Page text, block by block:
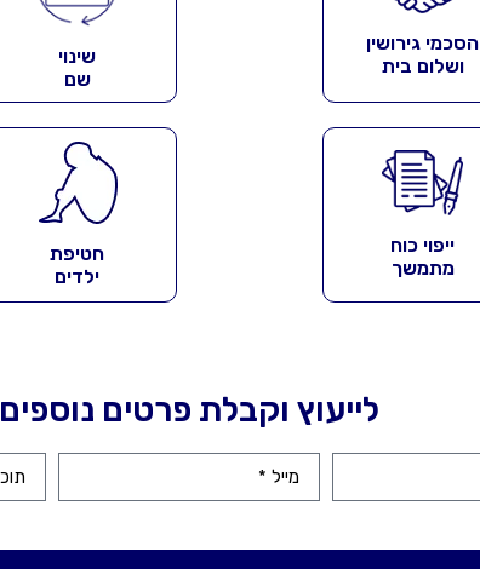
הסכמי גירושין
ושלום בית
שינוי
שם
ייפוי כוח
מתמשך
חטיפת
ילדים
לייעוץ וקבלת פרטים נוספים